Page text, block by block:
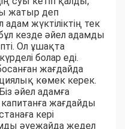
жатыр деп
жүктіліктің тек
кезде әйел адамды
Ол ұшақта
болар еді.
жағдайда
көмек керек.
әйел адамға
жағдайды
кері
әуежайда жедел